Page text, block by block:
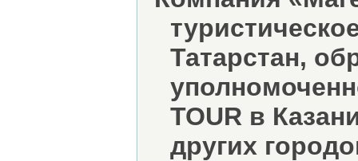
Татарстан,
TOUR в
других